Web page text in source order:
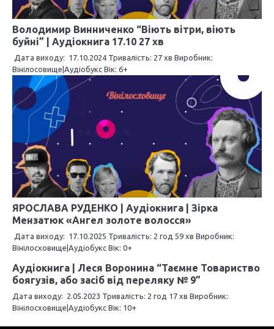
а
п
и
с
і
в
Володимир Винниченко “Віють вітри, віють
буйні” | Аудіокнига 17.10 27 хв
Дата виходу: 17.10.2024 Тривалість: 27 хв Виробник:
Вінілосовище|Аудіобукс Вік: 6+
ЯРОСЛАВА РУДЕНКО | Аудіокнига | Зірка
Мензатюк «Ангел золоте волосся»
Дата виходу: 17.10.2025 Тривалість: 2 год 59 хв Виробник:
Вінілосховище|Аудіобукс Вік: 0+
Аудіокнига | Леся Воронина “Таємне Товариство
боягузів, або засіб від переляку № 9”
Дата виходу: 2.05.2023 Тривалість: 2 год 17 хв Виробник:
Вінілосховище|Аудіобукс Вік: 10+